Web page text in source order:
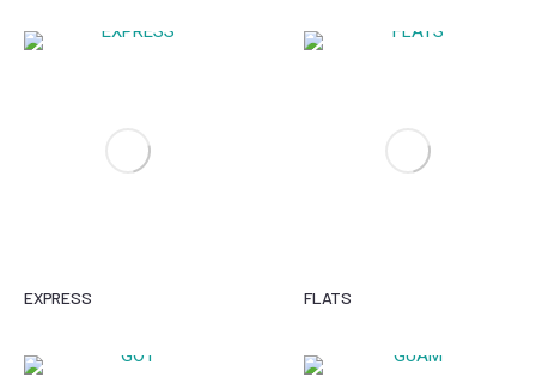
EXPRESS FLATS